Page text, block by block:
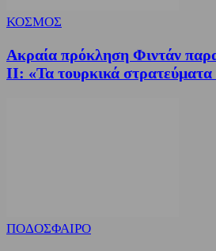
ΚΟΣΜΟΣ
Ακραία πρόκληση Φιντάν
ΙΙ: «Τα τουρκικά στρατεύματα
ΠΟΔΟΣΦΑΙΡΟ